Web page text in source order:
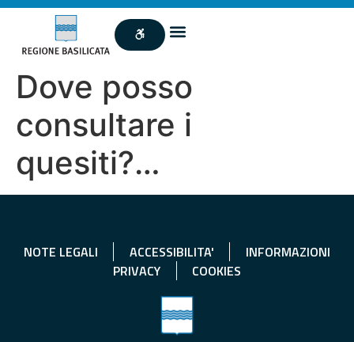
Dove posso
consultare i
quesiti?…
NOTE LEGALI ACCESSIBILITA'
INFORMAZIONI
PRIVACY
COOKIES